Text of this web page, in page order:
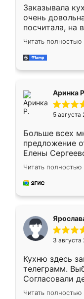
Заказывала
очень
посчитала, на
Замерщик
делу со всей
за день,
Читать полностью
Аринка
5 августа
Больше всех
предложение
Елены
короткие
для замера
предложил по
Читать полностью
3 августа
Кухню здесь
телеграмм.
Согласовали
недели кухня
Читать полностью